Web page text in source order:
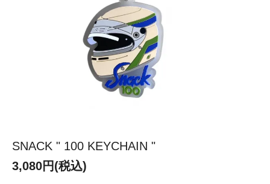
SNACK " 100 KEYCHAIN "
3,080円(税込)